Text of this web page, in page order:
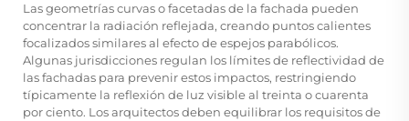
Las geometrías curvas o facetadas de la fachada pueden
concentrar la radiación reflejada, creando puntos calientes
focalizados similares al efecto de espejos parabólicos.
Algunas jurisdicciones regulan los límites de reflectividad de
las fachadas para prevenir estos impactos, restringiendo
típicamente la reflexión de luz visible al treinta o cuarenta
por ciento. Los arquitectos deben equilibrar los requisitos de